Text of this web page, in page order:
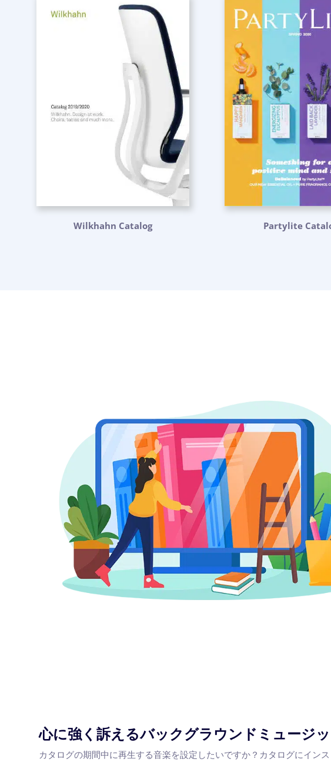
Wilkhahn Catalog Partylite
心に強く訴えるバックグラウンドミュージ
カタログの期間中に再生する音楽を設定したいですか？カタログにイン